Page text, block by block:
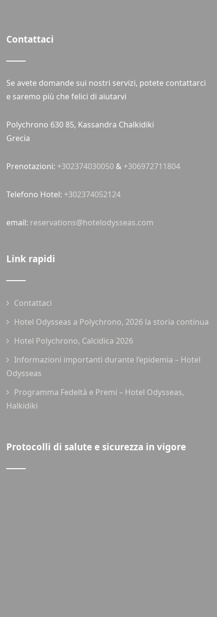
Contattaci
Se avete domande sui nostri servizi, potete contattarci
e saremo più che felici di aiutarvi
Polychrono 630 85, Kassandra Chalkidiki
Grecia
Prenotazioni: +302374030050 & +306972711804
Telefono Hotel: +302374052124
email: reservations@hotelodysseas.com
Link rapidi
Contattaci
Hotel Odysseas a Polychrono, 2026 la storia continua
Hotel Polychrono, Calcidica 2026
Informazioni importanti durante l’epidemia – Hotel
Odysseas
Programma Fedeltà e Premi – Hotel Odysseas,
Halkidiki
Protocolli di salute e sicurezza in vigore